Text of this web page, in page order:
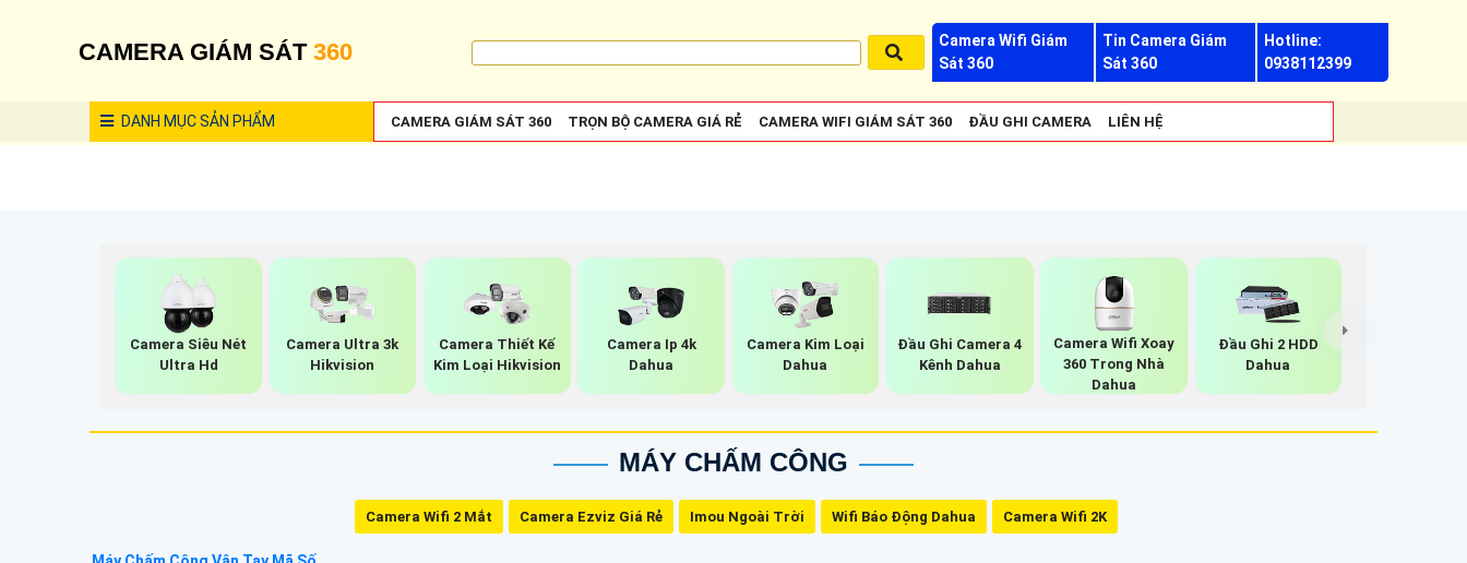
CAMERA GIÁM SÁT 360
Camera Wifi Giám
Sát 360
Tin Camera Giám
Sát 360
Hotline:
0938112399
DANH MỤCSẢN PHẨM CAMERA GIÁM SÁT 360 TRỌN BỘ CAMERA GIÁ RẺ CAMERA WIFI GIÁM SÁT 360 ĐẦU GHI CAMERA LIÊN HỆ
Camera Siêu Nét
Ultra Hd
Camera Ultra 3k
Hikvision
Camera Thiết Kế
Kim Loại Hikvision
Camera Ip 4k
Dahua
Camera Kim Loại
Dahua
Đầu Ghi Camera 4
Kênh Dahua
Camera Wifi Xoay
360 Trong Nhà
Dahua
Đầu Ghi 2 HDD
Dahua
MÁY CHẤM CÔNG
Camera Wifi 2 Mắt Camera Ezviz Giá Rẻ Imou Ngoài Trời Wifi Báo Động Dahua Camera Wifi 2K